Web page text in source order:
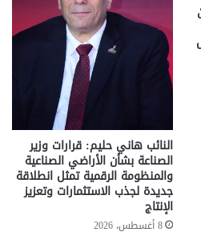
النائب هاني حليم: قرارات وزير
الصناعة بشأن الأراضي الصناعية
والمنظومة الرقمية تمثل انطلاقة
جديدة لجذب الاستثمارات وتعزيز
الإنتاج
8 أغسطس، 2026